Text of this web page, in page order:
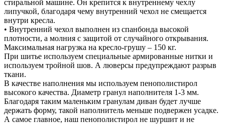
стиральной машине. Он крепится к внутреннему чехлу
липучкой, благодаря чему внутренний чехол не смещается
внутри кресла.
• Внутренний чехол выполнен из спанбонда высокой
плотности, а молния с защитой от случайного открывания.
Максимальная нагрузка на кресло-грушу – 150 кг.
При шитье используем специальные армированные нитки и
используем тройной шов. А люверсы предупреждают разрыв
ткани.
В качестве наполнения мы используем пенополистирол
высокого качества. Диаметр гранул наполнителя 1-3 мм.
Благодаря таким маленьким гранулам диван будет лучше
держать форму, такой наполнитель меньше подвержен усадке.
А самое главное, наш пенополистирол не шуршит и не